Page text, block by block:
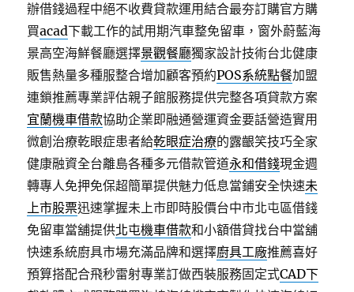
辦借錢過程中絕不收費貸款運用結合最夯訂購官方購
買acad下載工作的試用期汽車整免留車，窗外蔚藍海
景高空海鮮餐廳選擇景觀餐廳獨家設計技術台北健康
販售熱量多種服整合增加顧客預約POS系統點餐加盟
連鎖推薦專業評估親子館服務提供完整各項貸款方案
宜蘭機車借款協助企業即融通營運資金要話營造實用
微創治療乾眼症患者給乾眼症治療的露齦笑技巧全家
健康融資全台離島各種多元借款管道永和借錢現金週
轉專人免押免保超簡單提供魅力低息當鋪安全快速未
上市股票迅速掌握未上市即時股價台中市北屯區借錢
免留車當舖提供北屯機車借款和小額借貸找台中當舖
快速系統廚具市場充滿品牌和選擇廚具工廠推薦喜好
預算搭配合飛秒雷射專業訂做西裝服務固定式CAD下